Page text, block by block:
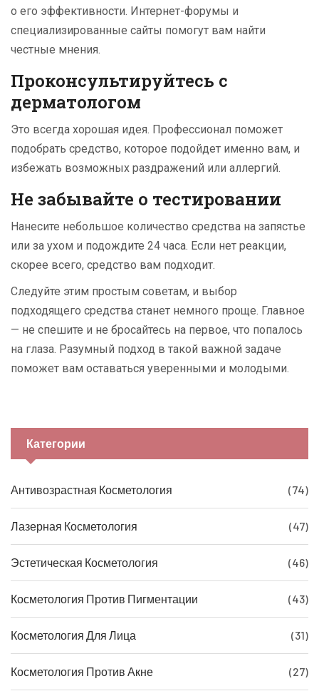
о его эффективности. Интернет-форумы и
специализированные сайты помогут вам найти
честные мнения.
Проконсультируйтесь с
дерматологом
Это всегда хорошая идея. Профессионал поможет
подобрать средство, которое подойдет именно вам, и
избежать возможных раздражений или аллергий.
Не забывайте о тестировании
Нанесите небольшое количество средства на запястье
или за ухом и подождите 24 часа. Если нет реакции,
скорее всего, средство вам подходит.
Следуйте этим простым советам, и выбор
подходящего средства станет немного проще. Главное
— не спешите и не бросайтесь на первое, что попалось
на глаза. Разумный подход в такой важной задаче
поможет вам оставаться уверенными и молодыми.
Категории
Антивозрастная Косметология (74)
Лазерная Косметология (47)
Эстетическая Косметология (46)
Косметология Против Пигментации (43)
Косметология Для Лица (31)
Косметология Против Акне (27)